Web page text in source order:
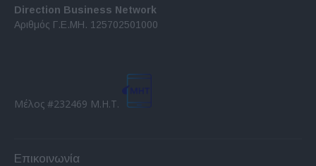
Direction Business Network
Αριθμός Γ.Ε.ΜΗ. 125702501000
Μέλος #232469 Μ.Η.Τ.
Επικοινωνία